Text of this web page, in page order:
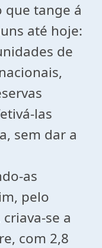
que tange á
até hoje:
de
las
sem dar a
as
pelo
se a
com 2,8